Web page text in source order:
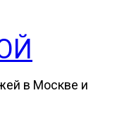
в Москве и